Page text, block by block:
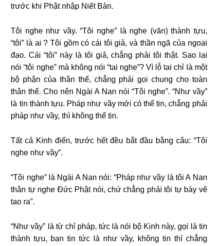
trước khi Phật nhập Niết Bàn.
Tôi nghe như vầy. “Tôi nghe” là nghe (văn) thành tựu,
“tôi” là ai ? Tôi gồm có cái tôi giả, và thần ngã của ngoại
đạo. Cái “tôi” này là tôi giả, chẳng phải tôi thật. Sao lại
nói “tôi nghe” mà không nói “tai nghe”? Vì lỗ tai chỉ là một
bộ phận của thân thể, chẳng phải gọi chung cho toàn
thân thể. Cho nên Ngài A Nan nói “Tôi nghe”. “Như vầy”
là tin thành tựu. Pháp như vầy mới có thể tin, chẳng phải
pháp như vầy, thì không thể tin.
Tất cả Kinh điển, trước hết đều bắt đầu bằng câu: “Tôi
nghe như vầy”.
“Tôi nghe” là Ngài A Nan nói: “Pháp như vầy là tôi A Nan
thân tự nghe Ðức Phật nói, chứ chẳng phải tôi tự bày vẽ
tạo ra”.
“Như vầy” là từ chỉ pháp, tức là nói bộ Kinh này, gọi là tin
thành tựu, bạn tin tức là như vầy, không tin thì chẳng